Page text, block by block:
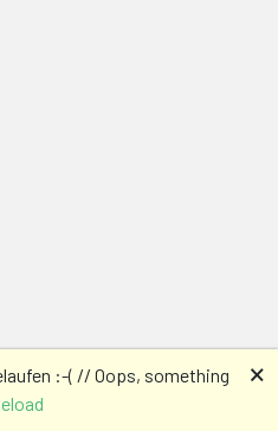
:-( // Oops, something
🗙